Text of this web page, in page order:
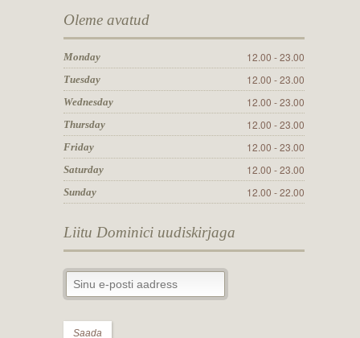
Oleme avatud
Monday 12.00 - 23.00
Tuesday 12.00 - 23.00
Wednesday 12.00 - 23.00
Thursday 12.00 - 23.00
Friday 12.00 - 23.00
Saturday 12.00 - 23.00
Sunday 12.00 - 22.00
Liitu Dominici uudiskirjaga